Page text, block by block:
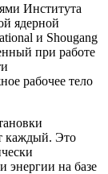
Института
ядерной
и Shougang
при работе
рабочее тело
каждый. Это
энергии на базе